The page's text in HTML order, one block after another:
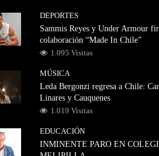
DEPORTES
Sammis Reyes y Under Armour
colaboración “Made In Chile”
1.095 Visitas
MÚSICA
Leda Bergonzi regresa a Chile:
Linares y Cauquenes
1.019 Visitas
EDUCACIÓN
INMINENTE PARO EN